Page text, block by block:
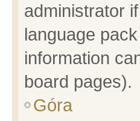
administrator
language
information
board pages).
Góra